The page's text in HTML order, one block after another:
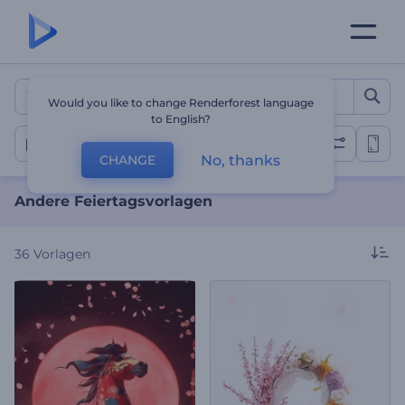
Andere Feiertagsvorlagen
Andere Feiertage
Andere Feiertagsvorlagen
36 Vorlagen
Would you like to change Renderforest language
to English?
CHANGE No, thanks